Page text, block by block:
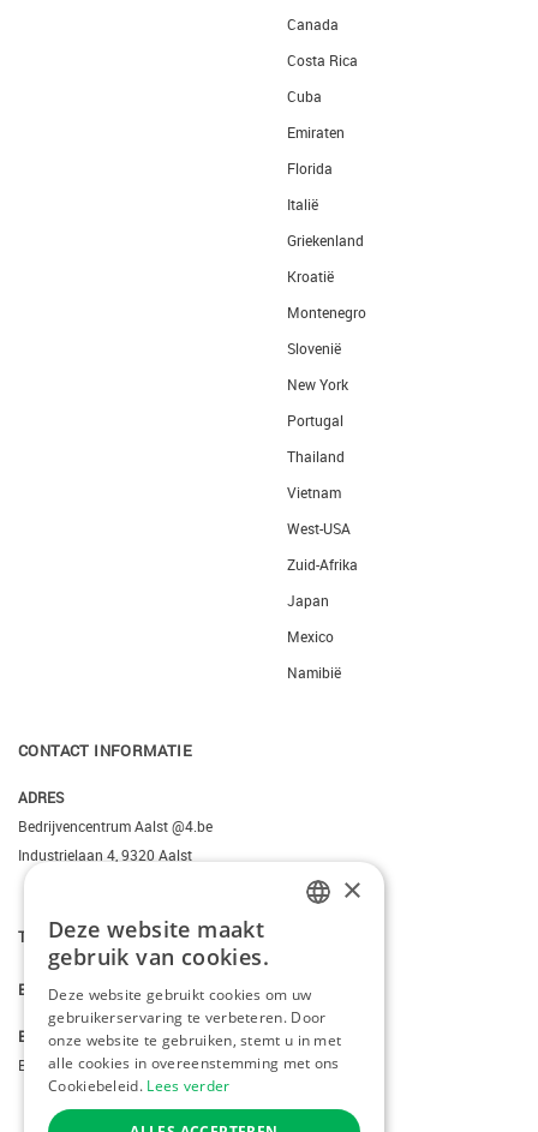
Canada
Costa Rica
Cuba
Emiraten
Florida
Italië
Griekenland
Kroatië
Montenegro
Slovenië
New York
Portugal
Thailand
Vietnam
West-USA
Zuid-Afrika
Japan
Mexico
Namibië
CONTACT INFORMATIE
ADRES
Bedrijvencentrum Aalst @4.be
Industrielaan 4, 9320 Aalst
T. +3223095206
E. info@kiddotravel.be
BTW
BE 0685795740
ENGLISH
×
Deze website maakt
gebruik van cookies.
Deze website gebruikt cookies om uw
gebruikerservaring te verbeteren. Door
onze website te gebruiken, stemt u in met
alle cookies in overeenstemming met ons
Cookiebeleid. Lees verder